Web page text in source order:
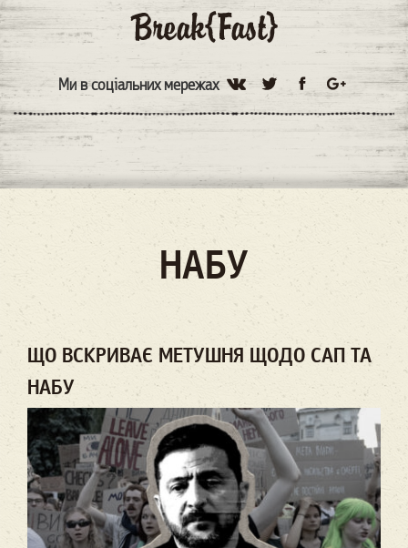
Ми в соціальних мережах
НАБУ
ЩО ВСКРИВАЄ МЕТУШНЯ ЩОДО САП ТА
НАБУ